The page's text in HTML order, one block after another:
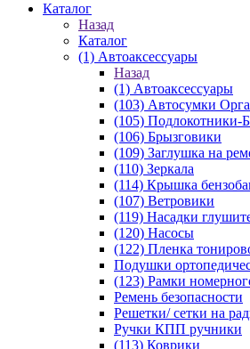
Каталог
Назад
Каталог
(1) Автоаксессуары
Назад
(1) Автоаксессуары
(103) Автосумки
(105) Подлокотники-
(106) Брызговики
(109) Заглушка на
(110) Зеркала
(114) Крышка
(107) Ветровики
(119) Насадки
(120) Насосы
(122) Пленка
Подушки
(123) Рамки
Ремень безопасности
Решетки/ сетки на
Ручки КПП ручники
(113) Коврики